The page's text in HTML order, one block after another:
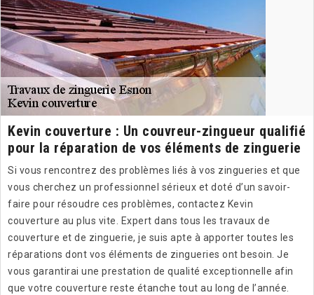
Kevin couverture : Un couvreur-zingueur qualifié
pour la réparation de vos éléments de zinguerie
Si vous rencontrez des problèmes liés à vos zingueries et que
vous cherchez un professionnel sérieux et doté d’un savoir-
faire pour résoudre ces problèmes, contactez Kevin
couverture au plus vite. Expert dans tous les travaux de
couverture et de zinguerie, je suis apte à apporter toutes les
réparations dont vos éléments de zingueries ont besoin. Je
vous garantirai une prestation de qualité exceptionnelle afin
que votre couverture reste étanche tout au long de l’année.